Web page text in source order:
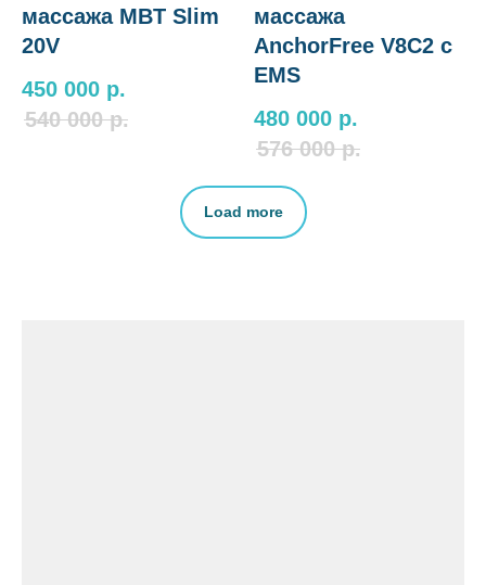
массажа MBT Slim
20V
450 000 р.
540 000 р.
массажа
AnchorFree V8C2 c
EMS
480 000 р.
576 000 р.
Load more